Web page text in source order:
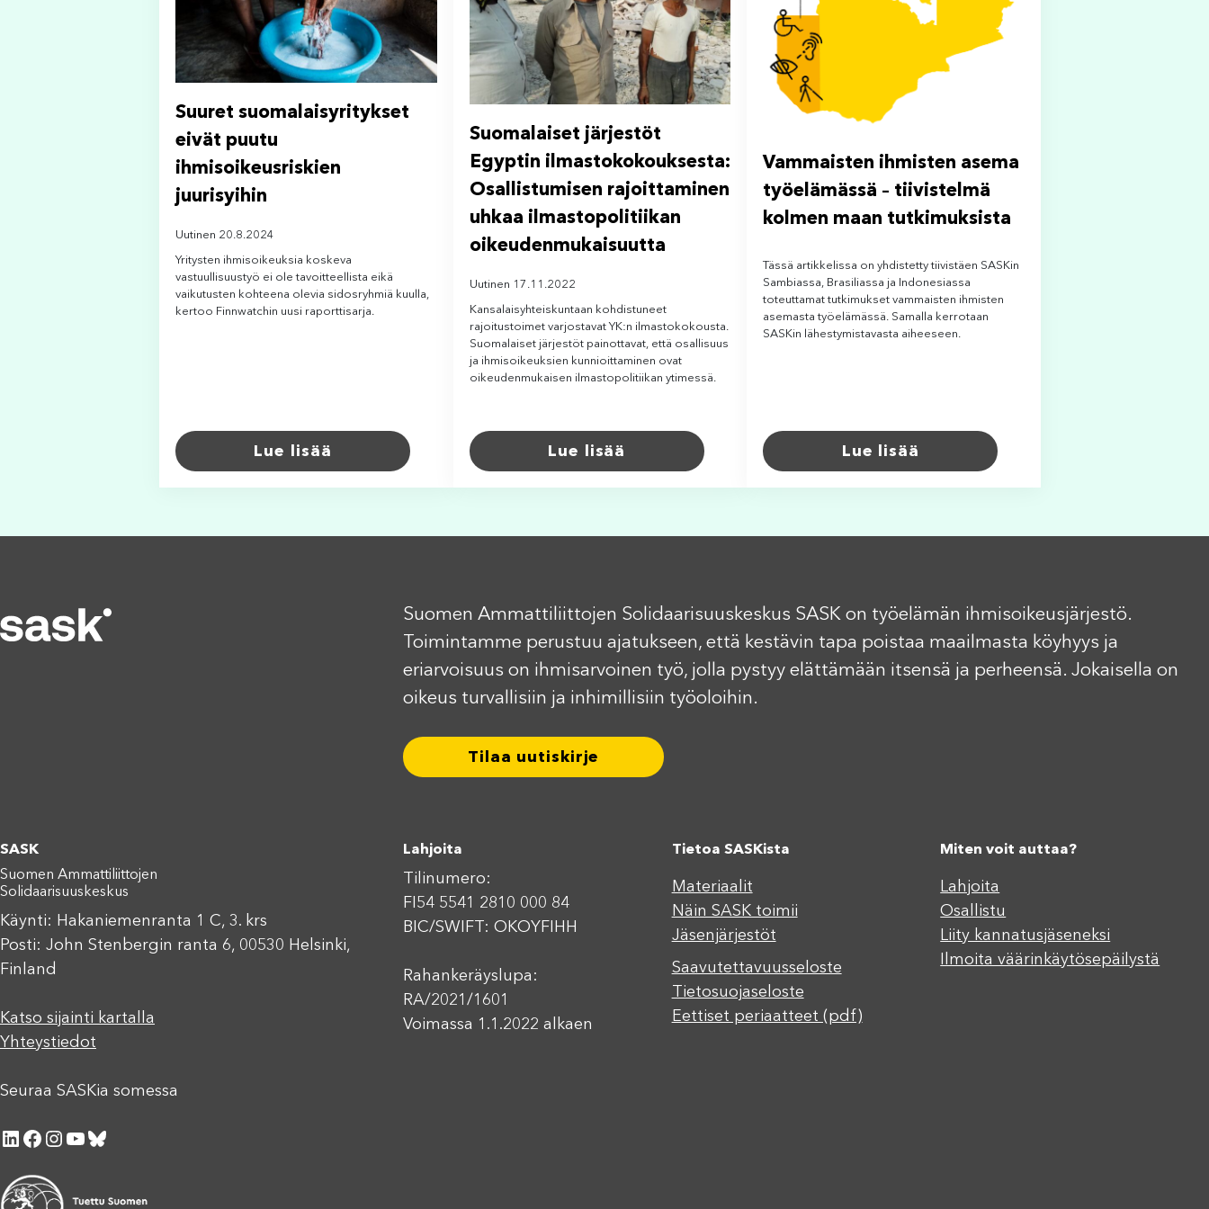
Suuret suomalaisyritykset
eivät puutu
ihmisoikeusriskien
juurisyihin
Uutinen 20.8.2024
Yritysten ihmisoikeuksia koskeva
vastuullisuustyö ei ole tavoitteellista eikä
vaikutusten kohteena olevia sidosryhmiä kuulla,
kertoo Finnwatchin uusi raporttisarja.
Lue lisää
Suomalaiset järjestöt
Egyptin ilmastokokouksesta:
Osallistumisen rajoittaminen
uhkaa ilmastopolitiikan
oikeudenmukaisuutta
Uutinen 17.11.2022
Kansalaisyhteiskuntaan kohdistuneet
rajoitustoimet varjostavat YK:n ilmastokokousta.
Suomalaiset järjestöt painottavat, että osallisuus
ja ihmisoikeuksien kunnioittaminen ovat
oikeudenmukaisen ilmastopolitiikan ytimessä.
Lue lisää
Vammaisten ihmisten asema
työelämässä – tiivistelmä
kolmen maan tutkimuksista
Tässä artikkelissa on yhdistetty tiivistäen SASKin
Sambiassa, Brasiliassa ja Indonesiassa
toteuttamat tutkimukset vammaisten ihmisten
asemasta työelämässä. Samalla kerrotaan
SASKin lähestymistavasta aiheeseen.
Lue lisää
Suomen Ammattiliittojen Solidaarisuuskeskus SASK on työelämän ihmisoikeusjärjestö.
Toimintamme perustuu ajatukseen, että kestävin tapa poistaa maailmasta köyhyys ja
eriarvoisuus on ihmisarvoinen työ, jolla pystyy elättämään itsensä ja perheensä. Jokaisella on
oikeus turvallisiin ja inhimillisiin työoloihin.
Tilaa uutiskirje
SASK
Suomen Ammattiliittojen
Solidaarisuuskeskus
Käynti: Hakaniemenranta 1 C, 3. krs
Posti: John Stenbergin ranta 6, 00530 Helsinki,
Finland
Katso sijainti kartalla
Yhteystiedot
Seuraa SASKia somessa
LinkedIn Facebook Instagram YouTube Bluesky
Lahjoita
Tilinumero:
FI54 5541 2810 000 84
BIC/SWIFT: OKOYFIHH
Rahankeräyslupa:
RA/2021/1601
Voimassa 1.1.2022 alkaen
Tietoa SASKista
Materiaalit
Näin SASK toimii
Jäsenjärjestöt
Saavutettavuusseloste
Tietosuojaseloste
Eettiset periaatteet (pdf)
Miten voit auttaa?
Lahjoita
Osallistu
Liity kannatusjäseneksi
Ilmoita väärinkäytösepäilystä